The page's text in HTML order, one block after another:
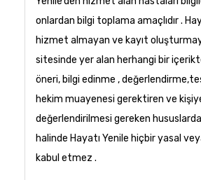
onlardan bilgi toplama amaçlıdır .
hizmet almayan ve kayıt
sitesinde yer alan herhangi bir
öneri, bilgi edinme ,
hekim muayenesi gerektiren ve
değerlendirilmesi gereken
halinde Hayatı Yenile hiçbir yasal
kabul etmez .